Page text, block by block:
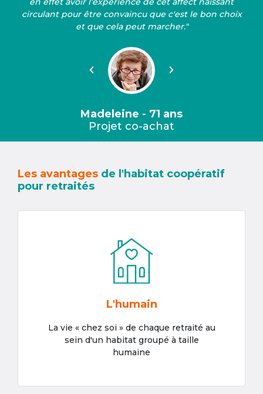
circulant pour être convaincu que c'est le bon choix
et que cela peut marcher."
Précédent Suivant
Madeleine - 71 ans
Projet co-achat
Les avantages de l'habitat coopératif
pour retraités
L'humain
La vie « chez soi » de chaque retraité au
sein d'un habitat groupé à taille
humaine